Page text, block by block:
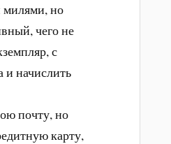
милями, но
чего не
с
и начислить
почту, но
карту,